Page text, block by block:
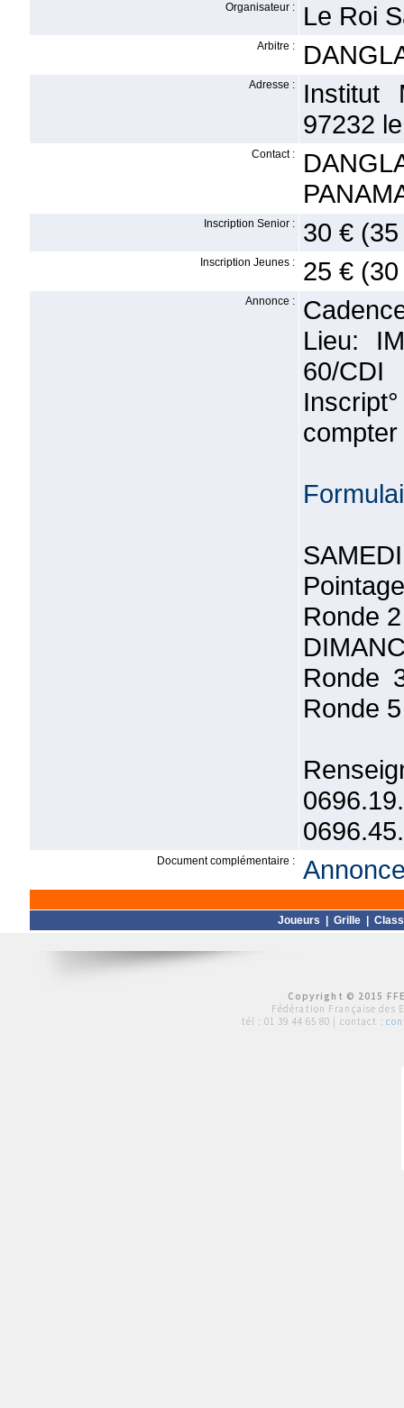
Organisateur : Le Roi
Arbitre :
Adresse :
Institut
97232
Contact :
Inscription Senior : 30 €
Inscription Jeunes : 25 €
Annonce :
Lieu:
60/CDI
Ronde
Ronde
Ronde
Document complémentaire :
Joueurs Grille
Copyright © 2015
Fédération Française des
tél : 01 39 44 65 80 | contact :